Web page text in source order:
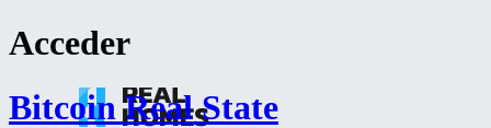
Acceder
Bitcoin Real State